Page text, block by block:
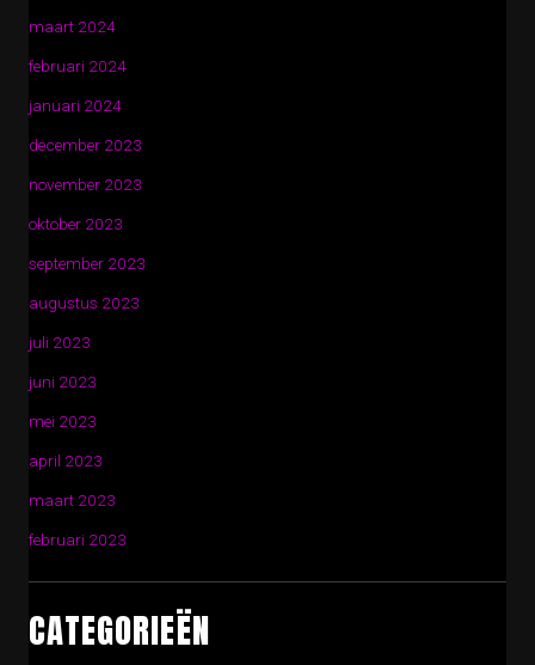
maart 2024
februari 2024
januari 2024
december 2023
november 2023
oktober 2023
september 2023
augustus 2023
juli 2023
juni 2023
mei 2023
april 2023
maart 2023
februari 2023
CATEGORIEËN